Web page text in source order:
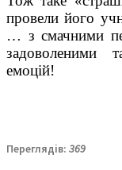
провели його
… з смачними
задоволеними
емоцій!
Переглядів: 369